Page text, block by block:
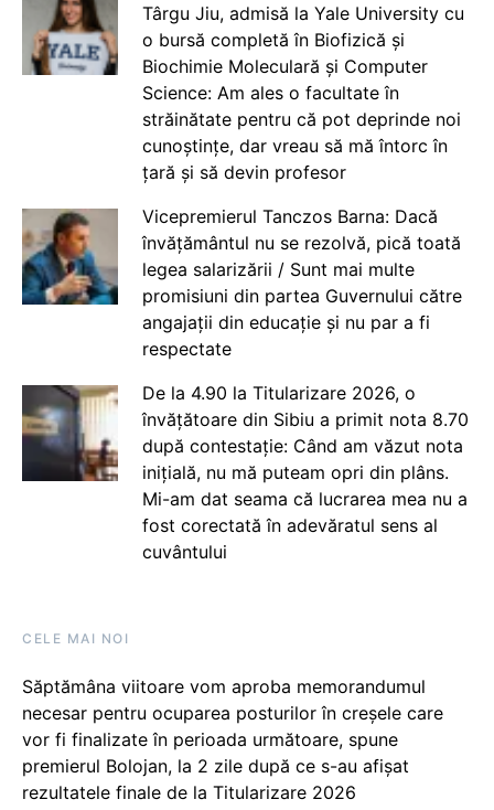
Târgu Jiu, admisă la Yale University cu
o bursă completă în Biofizică și
Biochimie Moleculară și Computer
Science: Am ales o facultate în
străinătate pentru că pot deprinde noi
cunoștințe, dar vreau să mă întorc în
țară și să devin profesor
Vicepremierul Tanczos Barna: Dacă
învățământul nu se rezolvă, pică toată
legea salarizării / Sunt mai multe
promisiuni din partea Guvernului către
angajații din educație și nu par a fi
respectate
De la 4.90 la Titularizare 2026, o
învățătoare din Sibiu a primit nota 8.70
după contestație: Când am văzut nota
inițială, nu mă puteam opri din plâns.
Mi-am dat seama că lucrarea mea nu a
fost corectată în adevăratul sens al
cuvântului
CELE MAI NOI
Săptămâna viitoare vom aproba memorandumul
necesar pentru ocuparea posturilor în creșele care
vor fi finalizate în perioada următoare, spune
premierul Bolojan, la 2 zile după ce s-au afișat
rezultatele finale de la Titularizare 2026